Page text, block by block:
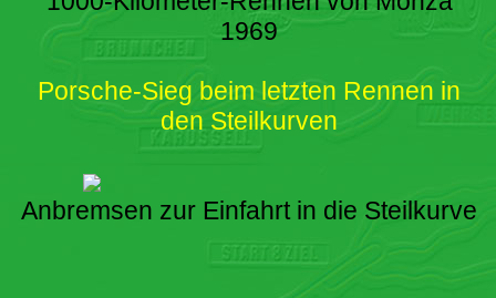
1969
Porsche-Sieg beim letzten Rennen in
den Steilkurven
Anbremsen zur Einfahrt in die Steilkurve